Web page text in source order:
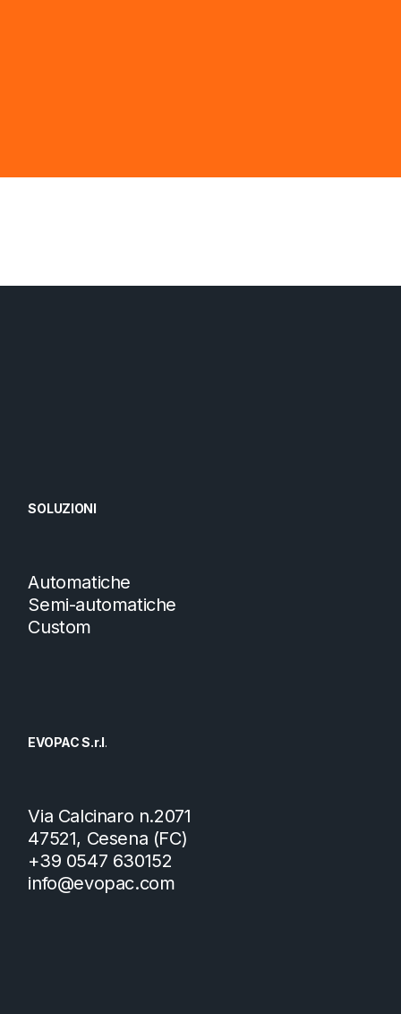
SOLUZIONI
Automatiche
Semi-automatiche
Custom
EVOPAC S.r.l.
Via Calcinaro n.2071
47521, Cesena (FC)
+39 0547 630152
info@evopac.com